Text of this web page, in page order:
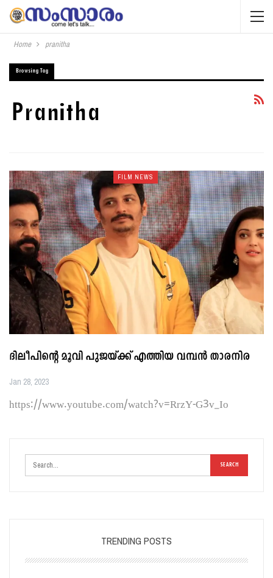
Home pranitha
Browsing Tag
Pranitha
FILM NEWS
ദിലീപിന്റെ മൂവി പുജയ്ക്ക് എത്തിയ വമ്പൻ താരനിര
Jan 28, 2023
https://www.youtube.com/watch?v=RrzY-G3v_Io
TRENDING POSTS